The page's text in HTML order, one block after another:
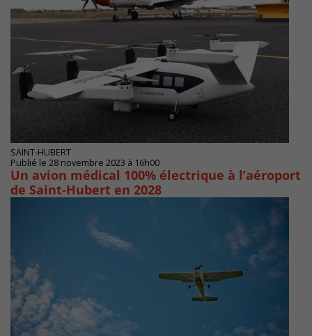
SAINT-HUBERT
Publié le 28 novembre 2023 à 16h00
Un avion médical 100% électrique à l’aéroport
de Saint-Hubert en 2028